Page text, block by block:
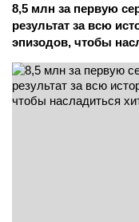
8,5 млн за первую
результат за всю
эпизодов, чтобы